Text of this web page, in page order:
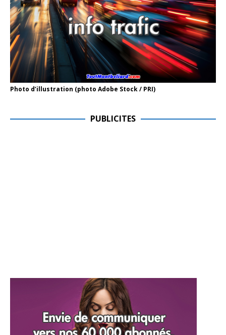
Photo d’illustration (photo Adobe Stock / PRI)
PUBLICITES